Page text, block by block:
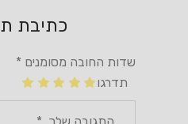
כתיבת
שדות החובה מסומנים *
תדרגו